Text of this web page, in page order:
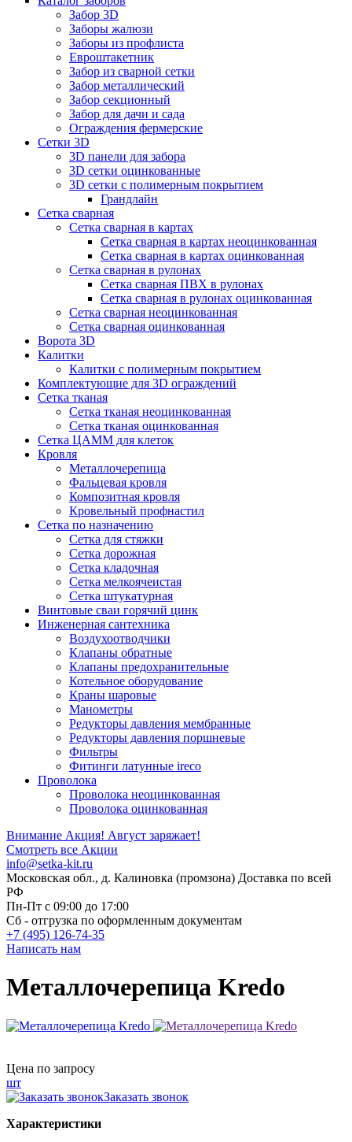
Забор 3D
Заборы жалюзи
Заборы из профлиста
Евроштакетник
Забор из сварной сетки
Забор металлический
Забор секционный
Забор для дачи и сада
Ограждения фермерские
Сетки 3D
3D панели для забора
3D сетки оцинкованные
3D сетки с полимерным покрытием
Грандлайн
Сетка сварная
Сетка сварная в картах
Сетка сварная в картах неоцинкованная
Сетка сварная в картах оцинкованная
Сетка сварная в рулонах
Cетка сварная ПВХ в рулонах
Сетка сварная в рулонах оцинкованная
Сетка сварная неоцинкованная
Сетка сварная оцинкованная
Ворота 3D
Калитки
Калитки с полимерным покрытием
Комплектующие для 3D ограждений
Сетка тканая
Сетка тканая неоцинкованная
Сетка тканая оцинкованная
Сетка ЦАММ для клеток
Кровля
Металлочерепица
Фальцевая кровля
Композитная кровля
Кровельный профнастил
Сетка по назначению
Сетка для стяжки
Сетка дорожная
Сетка кладочная
Сетка мелкоячеистая
Сетка штукатурная
Винтовые сваи горячий цинк
Инженерная сантехника
Воздухоотводчики
Клапаны обратные
Клапаны предохранительные
Котельное оборудование
Краны шаровые
Манометры
Редукторы давления мембранные
Редукторы давления поршневые
Фильтры
Фитинги латунные ireco
Проволока
Проволока неоцинкованная
Проволока оцинкованная
Внимание Акция! Август заряжает!
Смотреть все Акции
info@setka-kit.ru
Московская обл., д. Калиновка (промзона) Доставка по всей
РФ
Пн-Пт с 09:00 до 17:00
Сб - отгрузка по оформленным документам
+7 (495) 126-74-35
Написать нам
Металлочерепица Kredo
Цена по запросу
шт
Заказать звонок
Характеристики